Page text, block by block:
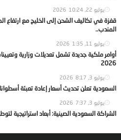
يوليو 22, 2026 10:24
قفزة في تكاليف الشحن إلى الخليج مع ارتفاع
المندب..
يوليو 11, 2026 1:35
أوامر ملكية جديدة تشمل تعديلات وزارية
2026
يوليو 3, 2026 8:17
السعودية تعلن تحديث أسعار إعادة تعبئة
يوليو 3, 2026 7:37
الشراكة السعودية الصينية: أبعاد استراتيجية